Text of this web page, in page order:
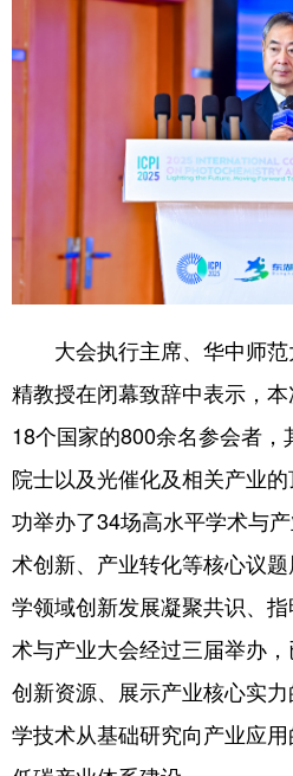
大会执行主席、华中师范
精教授在闭幕致辞中表示，
18个国家的800余名参会者，
院士以及光催化及相关产业
功举办了34场高水平学术与
术创新、产业转化等核心议
学领域创新发展凝聚共识、
术与产业大会经过三届举办
创新资源、展示产业核心实
学技术从基础研究向产业应